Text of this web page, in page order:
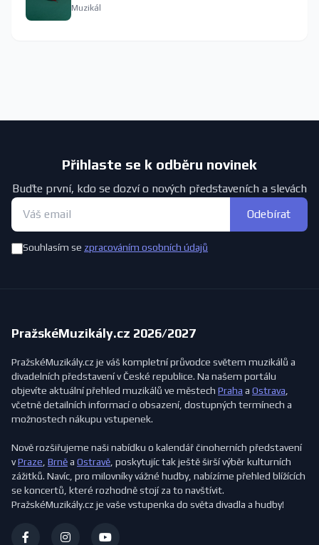
Muzikál
Přihlaste se k odběru novinek
Buďte první, kdo se dozví o nových představeních a slevách
Odebírat
Souhlasím se zpracováním osobních údajů
PražskéMuzikály.cz 2026/2027
PražskéMuzikály.cz je váš kompletní průvodce světem muzikálů a
divadelních představení v České republice. Na našem portálu
objevíte aktuální přehled muzikálů ve městech Praha a Ostrava
včetně detailních informací o obsazení, dostupných termínech a
možnostech nákupu vstupenek.
Nově rozšiřujeme naši nabídku o kalendář činoherních představení
vPraze Brněa Ostravě , poskytujíc tak ještě širší výběr kulturních
zážitků. Navíc, pro milovníky vážné hudby, nabízíme přehled blížících
se koncertů, které rozhodně stojí za to navštívit.
PražskéMuzikály.cz je vaše vstupenka do světa divadla a hudby!